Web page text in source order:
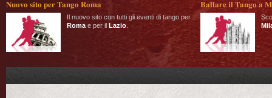
Nuovo sito per Tango Roma
Il nuovo sito con tutti gli eventi di tango per
Roma e per il Lazio
Ballare il Tango a